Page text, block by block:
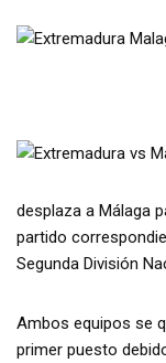
desplaza a Málaga
partido
Segunda División
Ambos equipos se
primer puesto